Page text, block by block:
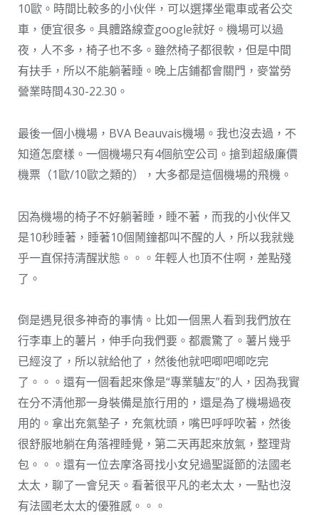
10歐。時間比較多的小伙伴，可以選擇坐電車或者公交
車，便宜很多。具體路線查google就好。機場可以過
夜，人不多，椅子也不多。雖然椅子都很軟，但是中間
有扶手，所以不能躺著睡。晚上店鋪都會關門，麥當勞
營業時間4.30-22.30。
最後一個小機場，BVA Beauvais機場。我也沒去過，不
知道怎麼樣。一個機場只有4個航空公司。搶到超級廉價
機票（1歐/10歐之類的），大多都是這個機場的飛機。
因為機場的椅子不好躺著睡，睡不著，而我的小伙伴又
是10秒睡著，睡著10個鬧鐘都叫不醒的人，所以我就幾
乎一直保持清醒狀態。。。年輕人也頂不住啊，差點殘
了。
倒是遇見很多神奇的事情。比如一個黑人看到我們放在
行李車上的薯片，伸手向我們要。都震驚了。薯片幾乎
已經沒了，所以就給他了，然後他就吧唧吧唧吃完
了。。。還有一個看起來像是“專業驢友”的人，因為我實
在分不清他那一身裝備是旅行用的，還是為了機場過夜
用的。拿出充氣墊子，充氣枕頭，嘴巴呼呼吹著，然後
很舒服地躺在角落裡睡覺，第二天再起來放氣，整理背
包。。。還有一位去摩洛哥找小女兒過聖誕節的法國老
太太，聊了一會兒天。看著很平凡的老太太，一點也沒
有法國老太太的優雅感。。。